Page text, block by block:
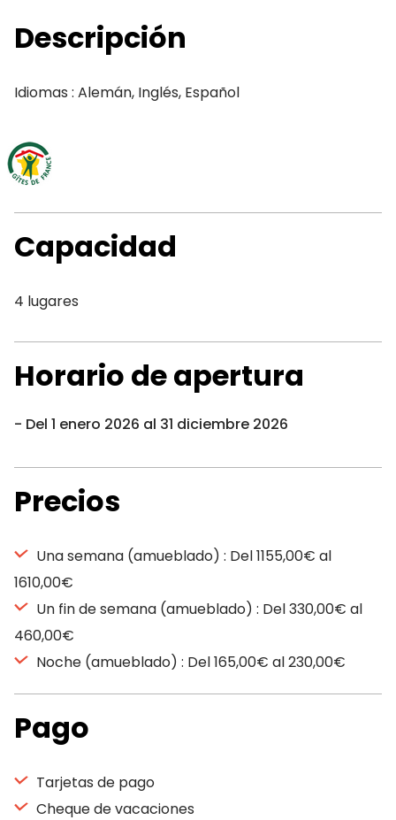
Descripción
Idiomas : Alemán, Inglés, Español
Capacidad
4 lugares
Horario de apertura
Del 1 enero 2026 al 31 diciembre 2026
Precios
Una semana (amueblado) : Del 1155,00€ al
1610,00€
Un fin de semana (amueblado) : Del 330,00€ al
460,00€
Noche (amueblado) : Del 165,00€ al 230,00€
Pago
Tarjetas de pago
Cheque de vacaciones